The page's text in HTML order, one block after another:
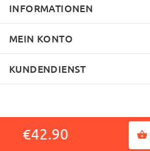
€42.90
INFORMATIONEN
MEIN KONTO
KUNDENDIENST